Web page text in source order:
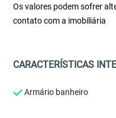
Os valores podem sofrer
contato com a imobiliária
CARACTERÍSTICAS
Armário banheiro